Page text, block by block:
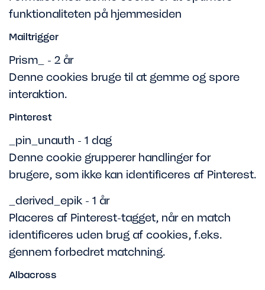
funktionaliteten på hjemmesiden
Mailtrigger
Prism_ - 2 år
Denne cookies bruge til at gemme og spore
interaktion.
Pinterest
_pin_unauth - 1 dag
Denne cookie grupperer handlinger for
brugere, som ikke kan identificeres af Pinterest.
_derived_epik - 1 år
Placeres af Pinterest-tagget, når en match
identificeres uden brug af cookies, f.eks.
gennem forbedret matchning.
Albacross